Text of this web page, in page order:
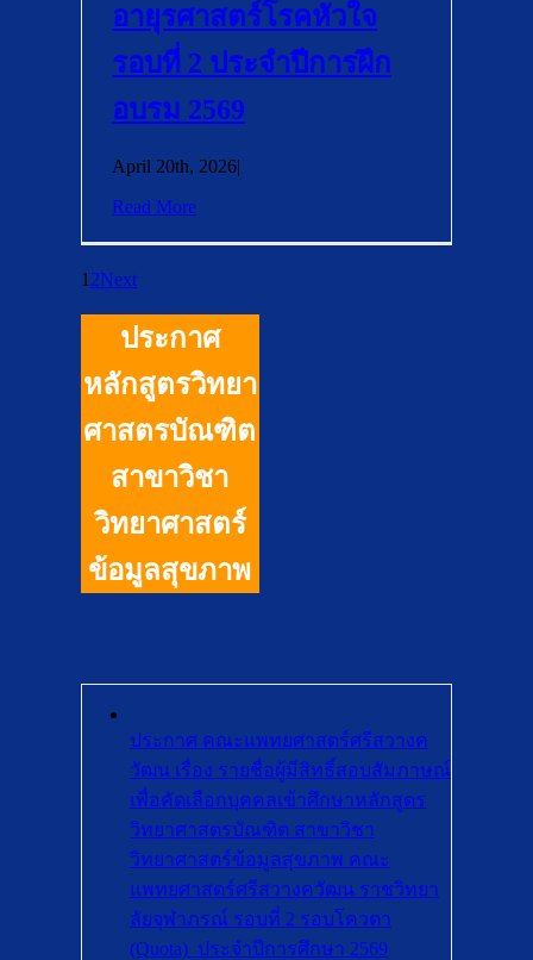
อายุรศาสตร์โรคหัวใจ
รอบที่ 2 ประจำปีการฝึก
อบรม 2569
April 20th, 2026|
Read More
1 2Next
ประกาศ
หลักสูตรวิทยา
ศาสตรบัณฑิต
สาขาวิชา
วิทยาศาสตร์
ข้อมูลสุขภาพ
ประกาศ คณะแพทยศาสตร์ศรีสวางค
วัฒน เรื่อง รายชื่อผู้มีสิทธิ์สอบสัมภาษณ์
เพื่อคัดเลือกบุคคลเข้าศึกษาหลักสูตร
วิทยาศาสตรบัณฑิต สาขาวิชา
วิทยาศาสตร์ข้อมูลสุขภาพ คณะ
แพทยศาสตร์ศรีสวางควัฒน ราชวิทยา
ลัยจุฬาภรณ์ รอบที่ 2 รอบโควตา
(Quota) ประจำปีการศึกษา 2569